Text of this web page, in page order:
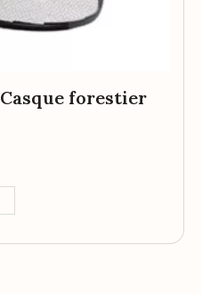
forestier